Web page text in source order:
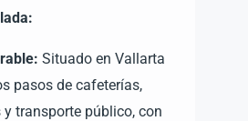
a:
Situado en Vallarta
pasos de cafeterías,
transporte público, con